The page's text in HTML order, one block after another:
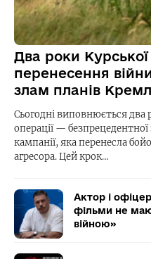
Два роки Курської
перенесення
злам планів
Сьогодні виповнюється два
операції —
кампанії, яка перенесла
агресора. Цей крок…
Актор і
фільми не
війною»